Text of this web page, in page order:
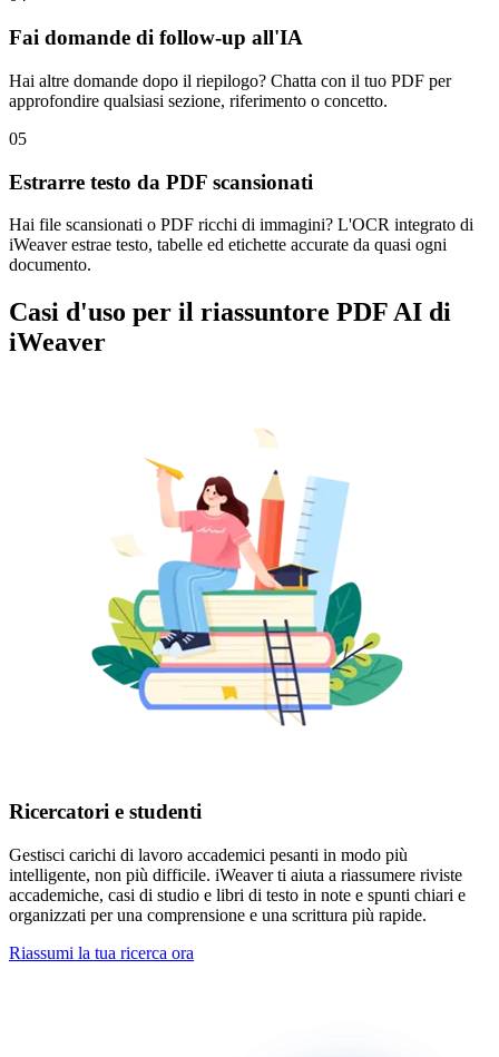
Fai domande di follow-up all'IA
Hai altre domande dopo il riepilogo? Chatta con il tuo PDF per
approfondire qualsiasi sezione, riferimento o concetto.
05
Estrarre testo da PDF scansionati
Hai file scansionati o PDF ricchi di immagini? L'OCR integrato di
iWeaver estrae testo, tabelle ed etichette accurate da quasi ogni
documento.
Casi d'uso per il riassuntore PDF AI di
iWeaver
Ricercatori e studenti
Gestisci carichi di lavoro accademici pesanti in modo più
intelligente, non più difficile. iWeaver ti aiuta a riassumere riviste
accademiche, casi di studio e libri di testo in note e spunti chiari e
organizzati per una comprensione e una scrittura più rapide.
Riassumi la tua ricerca ora